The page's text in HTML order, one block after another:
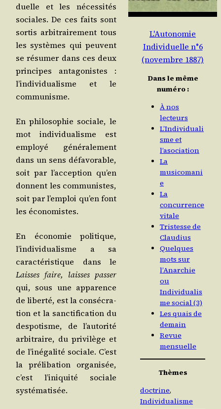
duelle et les néces­si­tés
sociales. De ces faits sont
sor­tis arbi­trai­re­ment tous
les sys­tèmes qui peuvent
se résu­mer dans ces deux
prin­cipes anta­go­nistes :
l’in­di­vi­dua­lisme et le
communisme.
En phi­lo­so­phie sociale, le
mot indi­vi­dua­lisme est
employé géné­ra­le­ment
dans un sens défa­vo­rable,
soit par l’ac­cep­tion qu’en
donnent les com­mu­nistes,
soit par l’emploi qu’en font
les économistes.
En éco­no­mie poli­tique,
l’in­di­vi­dua­lisme a sa
carac­té­ris­tique dans le
Laisses faire, laisses pas­ser
qui, sous une appa­rence
de liber­té, est la consé­cra­
tion et la sanc­ti­fi­ca­tion du
des­po­tisme, de l’au­to­ri­té
arbi­traire, du pri­vi­lège et
de l’i­né­ga­li­té sociale. C’est
la pré­li­ba­tion orga­ni­sée,
c’est l’i­ni­qui­té sociale
systématisée.
L'Autonomie
Individuelle n°6
(novembre 1887)
Dans le même
numéro :
À nos
lecteurs
L’Individuali
sme et
l’asociation
La
musicomani
e
La
concurrence
vitale
Tristesse de
Claudius
Quelques
mots sur
l’Anarchie
ou
Individualis
me social (3)
Les quais de
demain
Revue
mensuelle
Thèmes
doctrine
Individualisme